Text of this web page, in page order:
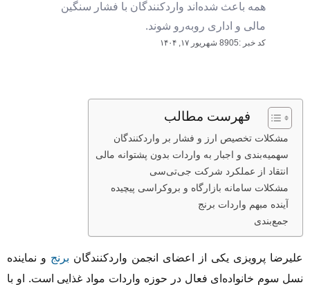
همه باعث شده‌اند واردکنندگان با فشار سنگین
مالی و اداری روبه‌رو شوند.
کد خبر :8905 شهریور ۱۷, ۱۴۰۴
فهرست مطالب
مشکلات تخصیص ارز و فشار بر واردکنندگان
سهمیه‌بندی و اجبار به واردات بدون پشتوانه مالی
انتقاد از عملکرد شرکت جی‌تی‌سی
مشکلات سامانه بازارگاه و بروکراسی پیچیده
آینده مبهم واردات برنج
جمع‌بندی
علیرضا پرویزی یکی از اعضای انجمن واردکنندگان برنج و نماینده
نسل سوم خانواده‌ای فعال در حوزه واردات مواد غذایی است. او با